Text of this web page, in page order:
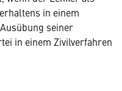
in einem
seiner
in einem Zivilverfahren